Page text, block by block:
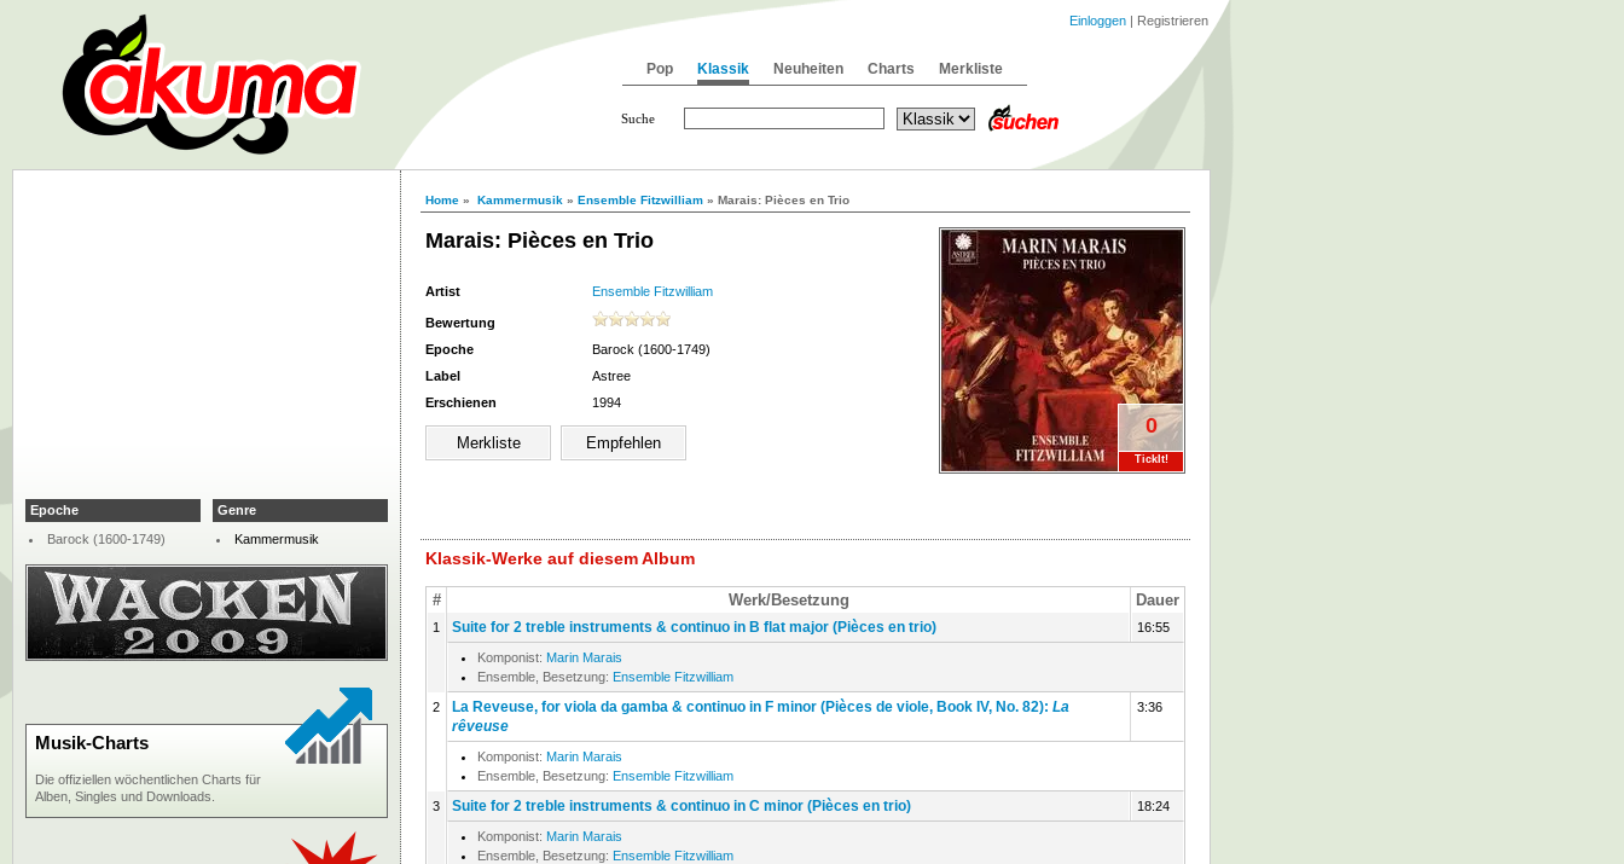
Home » Kammermusik » Ensemble Fitzwilliam » Marais: Pièces en Trio
Marais: Pièces en Trio
0
TickIt!
Artist Ensemble Fitzwilliam
Bewertung
Epoche
Barock (1600-1749)
Label
Astree
Erschienen
1994
Klassik-Werke auf diesem Album
# Werk/Besetzung Dauer
1 Suite for 2 treble instruments & continuo in B flat major (Pièces en trio) 16:55
Komponist: Marin Marais
Ensemble, Besetzung: Ensemble Fitzwilliam
2 La Reveuse, for viola da gamba & continuo in F minor (Pièces de viole, Book IV, No. 82): La
rêveuse
3:36
Komponist: Marin Marais
Ensemble, Besetzung: Ensemble Fitzwilliam
3 Suite for 2 treble instruments & continuo in C minor (Pièces en trio) 18:24
Komponist: Marin Marais
Ensemble, Besetzung: Ensemble Fitzwilliam
Epoche
Barock (1600-1749)
Genre
Kammermusik
Musik-Charts
Die offiziellen wöchentlichen Charts für
Alben, Singles und Downloads.
Pop Klassik Neuheiten Charts Merkliste
Einloggen | Registrieren
Suche